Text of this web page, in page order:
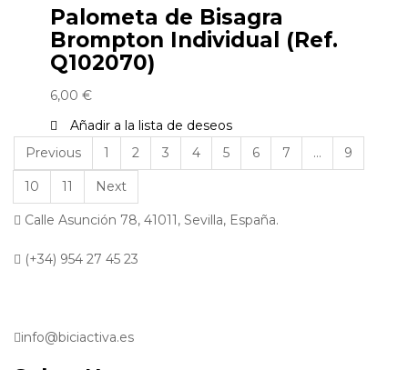
Palometa de Bisagra
Brompton Individual (Ref.
Q102070)
6,00 €
Añadir a la lista de deseos
Previous
1 2 3 4 5 6 7 … 9
10 11 Next
Calle Asunción 78, 41011, Sevilla, España.
(+34) 954 27 45 23
info@biciactiva.es